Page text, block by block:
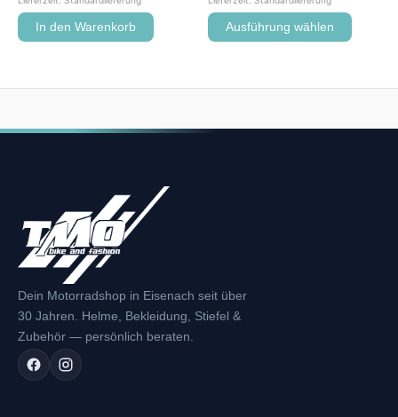
In den Warenkorb Ausführung wählen
Dein Motorradshop in Eisenach seit über
30 Jahren. Helme, Bekleidung, Stiefel &
Zubehör — persönlich beraten.